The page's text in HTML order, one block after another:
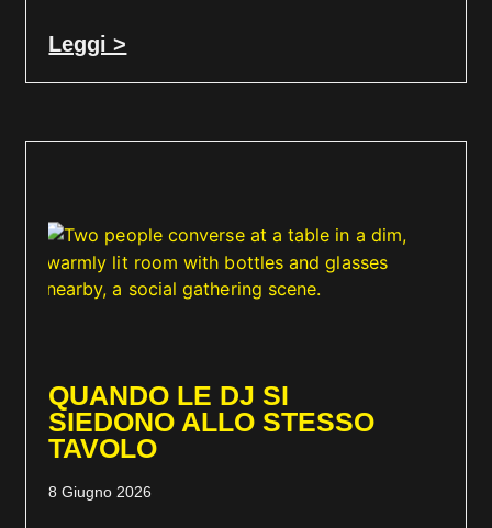
Leggi >
QUANDO LE DJ SI
SIEDONO ALLO STESSO
TAVOLO
8 Giugno 2026